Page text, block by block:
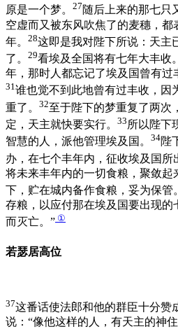
原是一个梦。 27 随后上来的那七只
空虚而又被东风吹焦了的麦穗，
年。 28这即是我对陛下所说：天主
了。 29看埃及全国将有七年大丰收。
年，那时人都忘记了埃及国曾有过
31谁也觉不到此地曾有过丰收，因
重了。 32至于陛下的梦重复了两次
定，天主就快要实行。 33 所以陛下
智慧的人，派他管理埃及国。 34陛
办，在七个丰年内，征收埃及国所
将未来丰年内的一切食粮，聚敛
下，贮在城内备作食粮，妥为保管。
存粮，以应付那在埃及国要出现
而灭亡。” ①
若瑟居高位
37这番话使法郎和他的群臣十分赞
说：“像他这样的人，有天主的神